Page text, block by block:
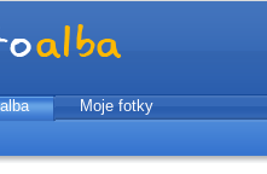
Moje fotky